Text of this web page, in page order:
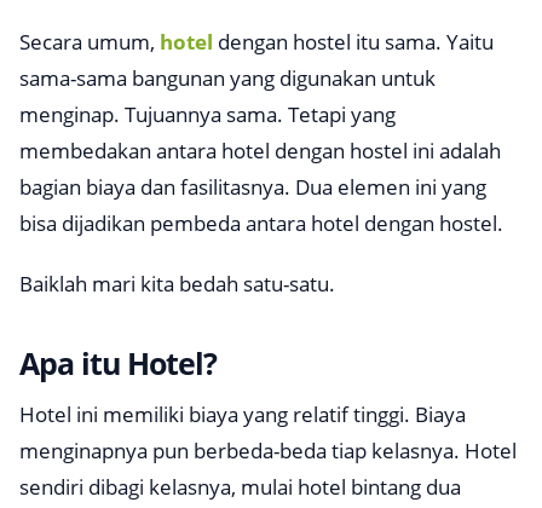
Secara umum, hotel dengan hostel itu sama. Yaitu
sama-sama bangunan yang digunakan untuk
menginap. Tujuannya sama. Tetapi yang
membedakan antara hotel dengan hostel ini adalah
bagian biaya dan fasilitasnya. Dua elemen ini yang
bisa dijadikan pembeda antara hotel dengan hostel.
Baiklah mari kita bedah satu-satu.
Apa itu Hotel?
Hotel ini memiliki biaya yang relatif tinggi. Biaya
menginapnya pun berbeda-beda tiap kelasnya. Hotel
sendiri dibagi kelasnya, mulai hotel bintang dua